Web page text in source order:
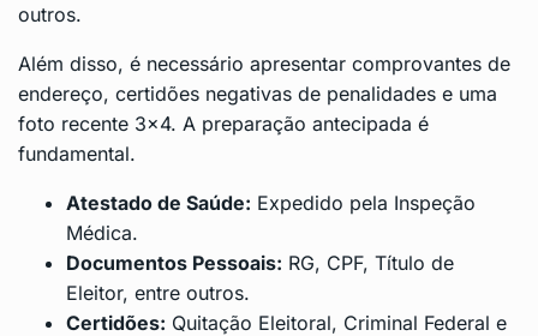
outros.
Além disso, é necessário apresentar comprovantes de
endereço, certidões negativas de penalidades e uma
foto recente 3×4. A preparação antecipada é
fundamental.
Atestado de Saúde: Expedido pela Inspeção
Médica.
Documentos Pessoais: RG, CPF, Título de
Eleitor, entre outros.
Certidões: Quitação Eleitoral, Criminal Federal e